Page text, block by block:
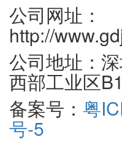
公司网址：
http://
公司地址：
西部工业区
备案号： 粤
号-5